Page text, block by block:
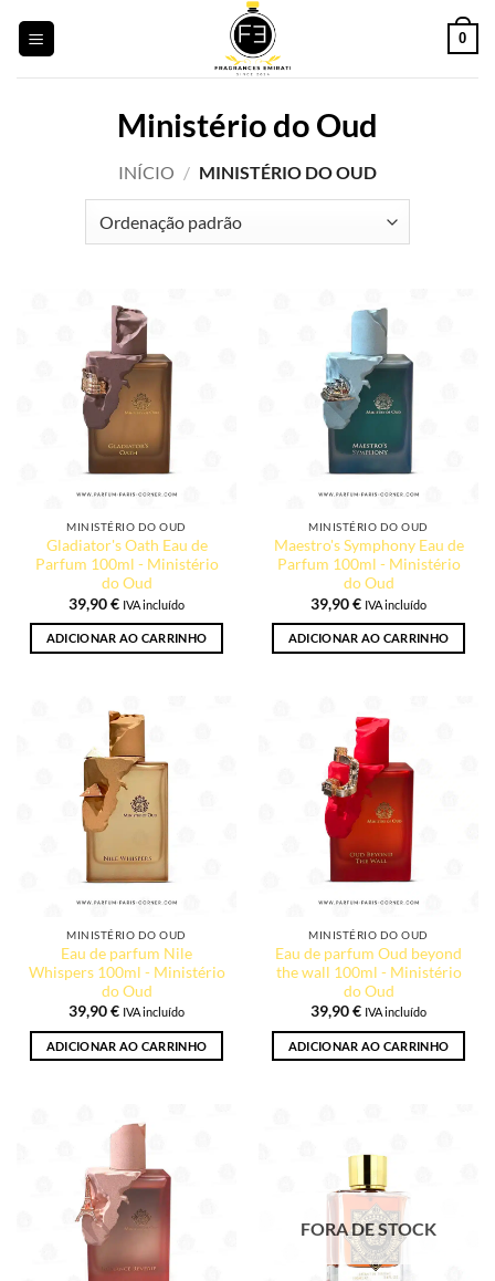
para
0
Ministério do Oud
INÍCIO / MINISTÉRIO DO OUD
MINISTÉRIO DO OUD
Gladiator's Oath Eau de
Parfum 100ml - Ministério
do Oud
39,90€ IVA incluído
ADICIONAR AO CARRINHO
MINISTÉRIO DO OUD
Maestro's Symphony Eau de
Parfum 100ml - Ministério
do Oud
39,90€ IVA incluído
ADICIONAR AO CARRINHO
MINISTÉRIO DO OUD
Eau de parfum Nile
Whispers 100ml - Ministério
do Oud
39,90€ IVA incluído
ADICIONAR AO CARRINHO
MINISTÉRIO DO OUD
Eau de parfum Oud beyond
the wall 100ml - Ministério
do Oud
39,90€ IVA incluído
ADICIONAR AO CARRINHO
FORA DE STOCK